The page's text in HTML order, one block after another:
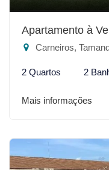
Apartamento à
Carneiros,
2 Quartos 2
Mais informações